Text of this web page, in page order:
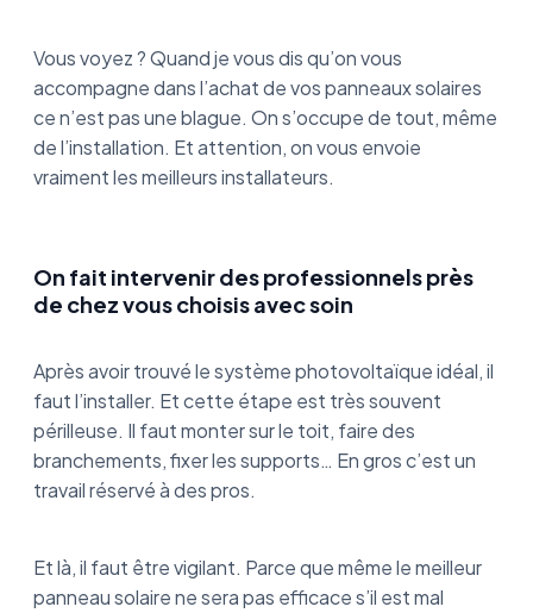
Vous voyez ? Quand je vous dis qu’on vous
accompagne dans l’achat de vos panneaux solaires
ce n’est pas une blague. On s’occupe de tout, même
de l’installation. Et attention, on vous envoie
vraiment les meilleurs installateurs.
On fait intervenir des professionnels près
de chez vous choisis avec soin
Après avoir trouvé le système photovoltaïque idéal, il
faut l’installer. Et cette étape est très souvent
périlleuse. Il faut monter sur le toit, faire des
branchements, fixer les supports… En gros c’est un
travail réservé à des pros.
Et là, il faut être vigilant. Parce que même le meilleur
panneau solaire ne sera pas efficace s’il est mal